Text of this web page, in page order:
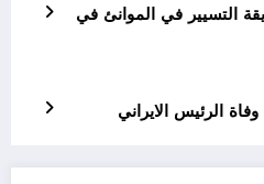
التسيير في الموانئ في
الرئيس الايراني